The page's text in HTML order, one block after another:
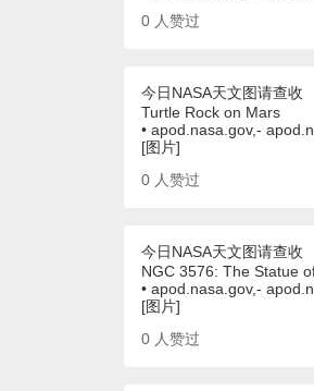
0 人赞过
今日NASA天文图请查收
Turtle Rock on Mars
• apod.nasa.gov,-
[图片]
0 人赞过
今日NASA天文图请查收
NGC 3576: The Statue
• apod.nasa.gov,-
[图片]
0 人赞过